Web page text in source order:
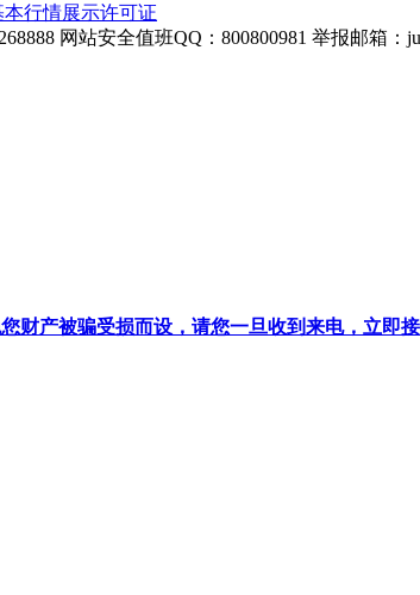
行情展示许可证
网站安全值班QQ：800800981 举报邮箱：
财产被骗受损而设，请您一旦收到来电，立即接